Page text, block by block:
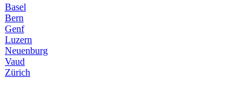
Basel
Bern
Genf
Luzern
Neuenburg
Vaud
Zürich